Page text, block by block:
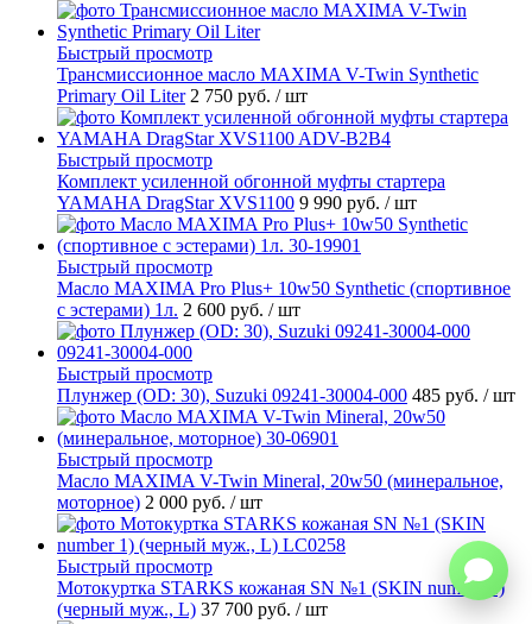
Быстрый просмотр
Трансмиссионное масло MAXIMA V-Twin Synthetic
Primary Oil Liter 2 750 руб. / шт
Быстрый просмотр
Комплект усиленной обгонной муфты стартера
YAMAHA DragStar XVS1100 9 990 руб. / шт
Быстрый просмотр
Масло MAXIMA Pro Plus+ 10w50 Synthetic (спортивное
с эстерами) 1л. 2 600 руб. / шт
Быстрый просмотр
Плунжер (OD: 30), Suzuki 09241-30004-000 485 руб. / шт
Быстрый просмотр
Масло MAXIMA V-Twin Mineral, 20w50 (минеральное,
моторное) 2 000 руб. / шт
Быстрый просмотр
Мотокуртка STARKS кожаная SN №1 (SKIN number 1)
(черный муж., L) 37 700 руб. / шт